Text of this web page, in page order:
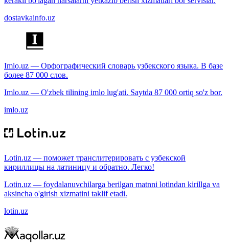
dostavkainfo.uz
Imlo.uz — Орфографический словарь узбекского языка. В базе
более 87 000 слов.
Imlo.uz — O'zbek tilining imlo lug'ati. Saytda 87 000 ortiq so'z bor.
imlo.uz
Lotin.uz — поможет транслитерировать с узбекской
кириллицы на латиницу и обратно. Легко!
Lotin.uz — foydalanuvchilarga berilgan matnni lotindan kirillga va
aksincha o'girish xizmatini taklif etadi.
lotin.uz